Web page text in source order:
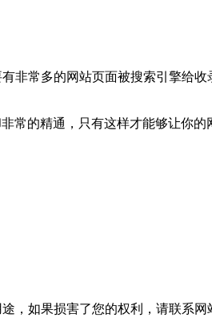
非常多的网站页面被搜索引擎给收
常的精通，只有这样才能够让你的
，如果损害了您的权利，请联系网